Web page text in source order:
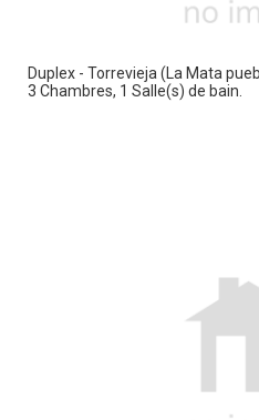
Duplex - Torrevieja (La Mata
3 Chambres, 1 Salle(s) de bain.